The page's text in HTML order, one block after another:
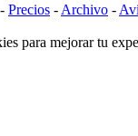
- Precios - Archivo -
para mejorar tu